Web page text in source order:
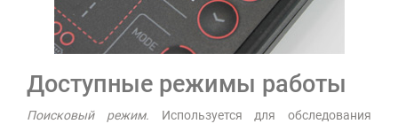
Доступные режимы работы
Поисковый режим. Используется для обследования